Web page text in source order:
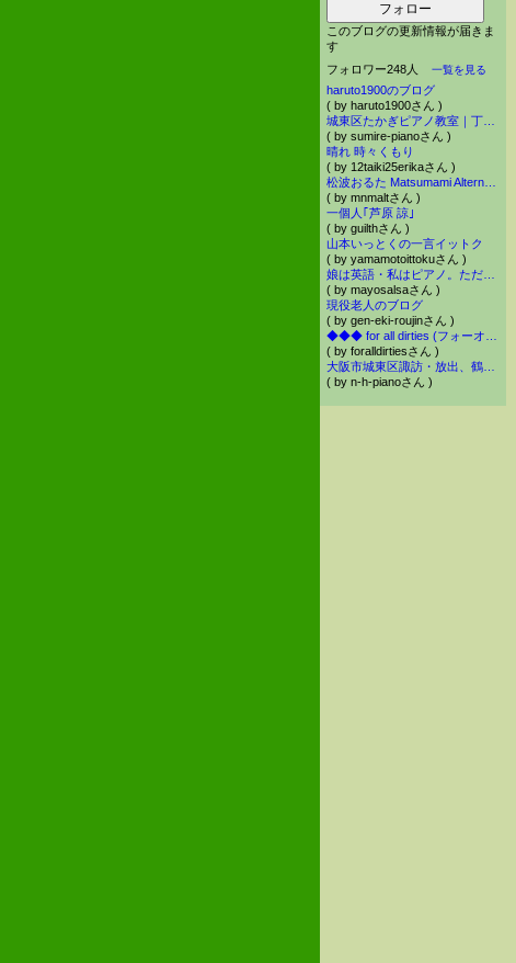
フォロー
このブログの更新情報が届きま
す
フォロワー248人
一覧を見る
haruto1900のブログ
( by haruto1900さん )
( by sumire-pianoさん )
晴れ 時々くもり
( by 12taiki25erikaさん )
( by mnmaltさん )
一個人｢芦原 諒｣
( by guilthさん )
山本いっとくの一言イットク
( by yamamotoittokuさん )
( by mayosalsaさん )
現役老人のブログ
( by gen-eki-roujinさん )
( by foralldirtiesさん )
( by n-h-pianoさん )